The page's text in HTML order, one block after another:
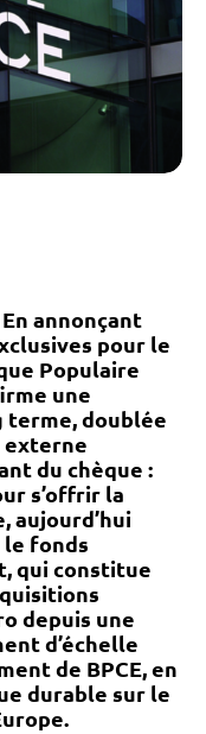
annonçant
pour le
Populaire
une
terme, doublée
externe
du chèque :
s’offrir la
aujourd’hui
fonds
qui constitue
depuis une
d’échelle
de BPCE, en
durable sur le